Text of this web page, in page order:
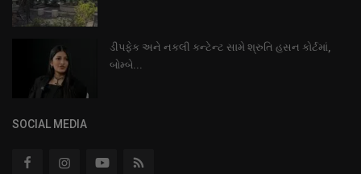
ડીપફેક અને નકલી કન્ટેન્ટ સામે શ્રુતિ હસન કોર્ટમાં,
બોમ્બે...
SOCIAL MEDIA